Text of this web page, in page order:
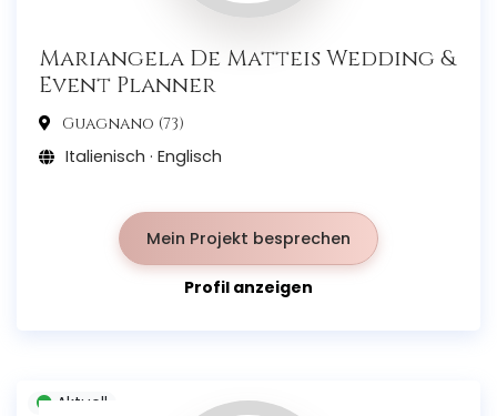
Mariangela De Matteis Wedding &
Event Planner
Guagnano (73)
Italienisch · Englisch
Mein Projekt besprechen
Profil anzeigen
Aktuell